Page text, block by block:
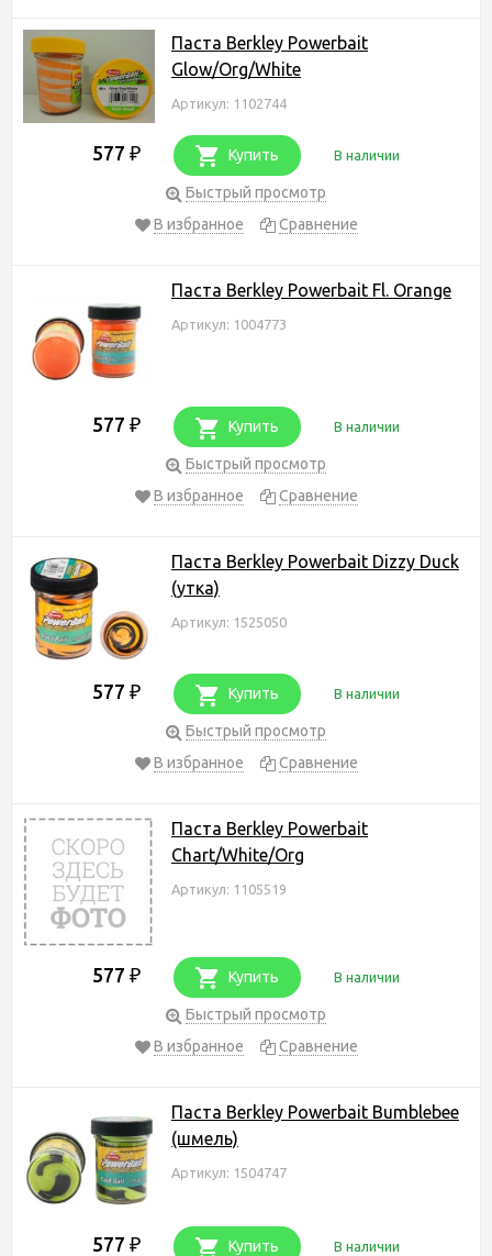
Паста Berkley Powerbait
Glow/Org/White
Артикул: 1102744
577 ₽ Купить В наличии
Быстрый просмотр
В избранное
Сравнение
Паста Berkley Powerbait Fl. Orange
Артикул: 1004773
577 ₽ Купить В наличии
Быстрый просмотр
В избранное
Сравнение
Паста Berkley Powerbait Dizzy Duck
(утка)
Артикул: 1525050
577 ₽ Купить В наличии
Быстрый просмотр
В избранное
Сравнение
Паста Berkley Powerbait
Chart/White/Org
Артикул: 1105519
577 ₽ Купить В наличии
Быстрый просмотр
В избранное
Сравнение
Паста Berkley Powerbait Bumblebee
(шмель)
Артикул: 1504747
577 ₽ Купить В наличии